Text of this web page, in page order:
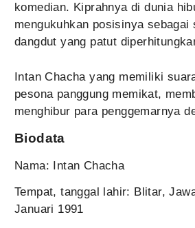
komedian. Kiprahnya di dunia
mengukuhkan posisinya sebagai
dangdut yang patut
Intan Chacha yang memiliki
pesona panggung memikat,
menghibur para penggemarnya
Biodata
Nama: Intan Chacha
Tempat, tanggal lahir: Blitar,
Januari 1991